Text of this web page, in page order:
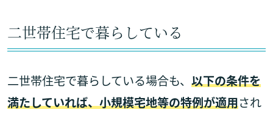
二世帯住宅で暮らしている
二世帯住宅で暮らしている場合も、 以下の条件を
満たしていれば、小規模宅地等の特例が適用され